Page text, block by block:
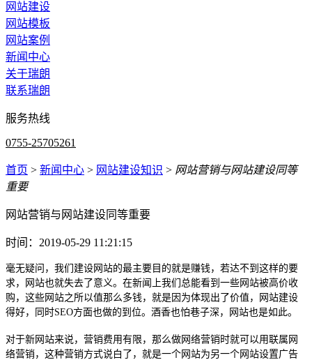
网站建设
网站模板
网站案例
新闻中心
关于瑞朗
联系瑞朗
服务热线
0755-25705261
首页 > 新闻中心 > 网站建设知识 > 网站营销与网站建设同等
重要
网站营销与网站建设同等重要
时间：2019-05-29 11:21:15
毫无疑问，我们建设网站的最主要目的就是赚钱，若达不到这样的要
求，网站也就失去了意义。在新闻上我们总能看到一些网站被高价收
购，这些网站之所以值那么多钱，就是因为体现出了价值，网站建设
得好，同时SEO方面也做的到位。酒香也怕巷子深，网站也是如此。
对于新网站来说，营销费用有限，那么做网络营销时就可以用联属网
络营销，这种营销方式说白了，就是一个网站为另一个网站设置广告